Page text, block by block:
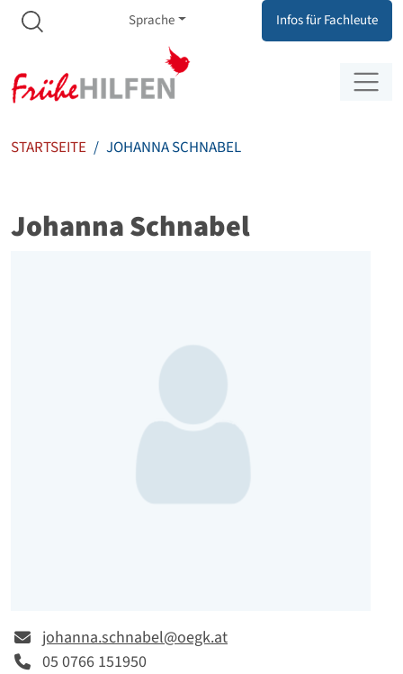
Zum Inhalt springen
Zur Navigation springen
Meta Navigation
Sprache Infos für Fachleute
STARTSEITE JOHANNA SCHNABEL
Johanna Schnabel
E-mailjohanna.schnabel@oegk.at
Telefon05 0766 151950